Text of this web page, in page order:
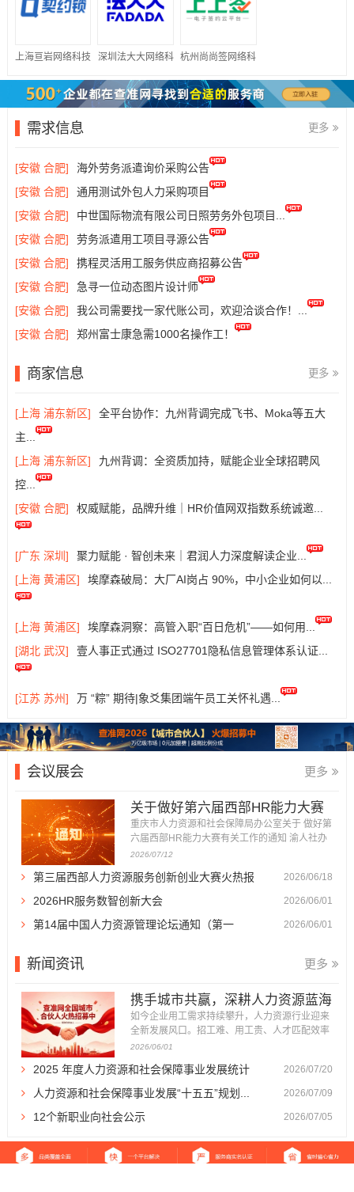
上海亘岩网络科技
有限公司
深圳法大大网络科
技有限公司
杭州尚尚签网络科
技有限公司
需求信息 更多
[安徽 合肥]
海外劳务派遣询价采购公告
[安徽 合肥]
通用测试外包人力采购项目
[安徽 合肥]
中世国际物流有限公司日照劳务外包项目...
[安徽 合肥]
劳务派遣用工项目寻源公告
[安徽 合肥]
携程灵活用工服务供应商招募公告
[安徽 合肥]
急寻一位动态图片设计师
[安徽 合肥]
我公司需要找一家代账公司，欢迎洽谈合作！...
[安徽 合肥]
郑州富士康急需1000名操作工！
商家信息 更多
[上海 浦东新区]
全平台协作：九州背调完成飞书、Moka等五大
主...
[上海 浦东新区]
九州背调：全资质加持，赋能企业全球招聘风
控...
[安徽 合肥]
权威赋能，品牌升维｜HR价值网双指数系统诚邀...
[广东 深圳]
聚力赋能 · 智创未来｜君润人力深度解读企业...
[上海 黄浦区]
埃摩森破局：大厂AI岗占 90%，中小企业如何以...
[上海 黄浦区]
埃摩森洞察：高管入职“百日危机”——如何用...
[湖北 武汉]
壹人事正式通过 ISO27701隐私信息管理体系认证...
[江苏 苏州] 万 “粽” 期待|象爻集团端午员工关怀礼遇...
会议展会 更多
关于做好第六届西部HR能力大赛
有关工作的通知...
重庆市人力资源和社会保障局办公室关于 做好第
六届西部HR能力大赛有关工作的通知 渝人社办
〔2026〕86号 各区县（自治县）人力社保局，
区人力社保局，市级各部门人事（干部）处，有
关企事业单位人力资源部门： 为深入贯彻落实成
渝地区双城经济圈建设战略部署，...
2026/07/12
第三届西部人力资源服务创新创业大赛火热报
名...
2026/06/18
2026HR服务数智创新大会 2026/06/01
第14届中国人力资源管理论坛通知（第一
2026/06/01
新闻资讯 更多
携手城市共赢，深耕人力资源蓝海
｜查准网全国...
如今企业用工需求持续攀升，人力资源行业迎来
全新发展风口。招工难、用工贵、人才匹配效率
低，成为万千企业发展的痛点，也催生了体量庞
市场布局，深耕区域服务生态，查准网正式面向
全国各城市招募城市合伙人。我们以平台流量、
品牌、运营体系为支撑，诚邀本...
2026/06/01
2025 年度人力资源和社会保障事业发展统计
公报...
2026/07/20
人力资源和社会保障事业发展“十五五”规划... 2026/07/09
12个新职业向社会公示 2026/07/05